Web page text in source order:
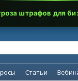
Статьи
штрафов для